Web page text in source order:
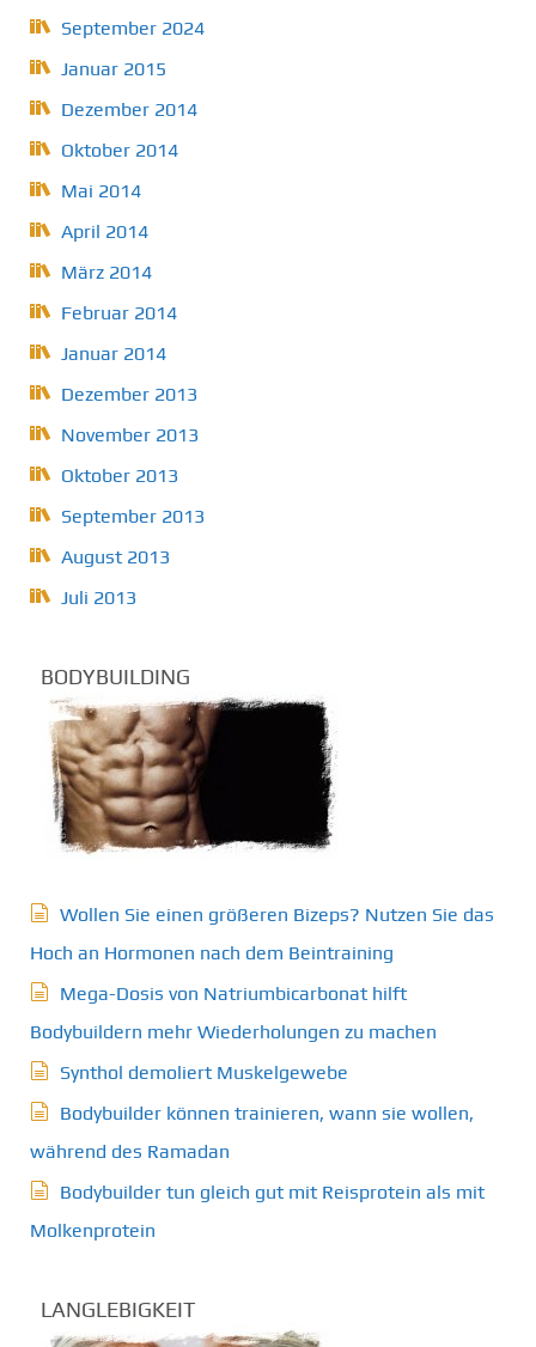
September 2024
Januar 2015
Dezember 2014
Oktober 2014
Mai 2014
April 2014
März 2014
Februar 2014
Januar 2014
Dezember 2013
November 2013
Oktober 2013
September 2013
August 2013
Juli 2013
BODYBUILDING
Wollen Sie einen größeren Bizeps? Nutzen Sie das
Hoch an Hormonen nach dem Beintraining
Mega-Dosis von Natriumbicarbonat hilft
Bodybuildern mehr Wiederholungen zu machen
Synthol demoliert Muskelgewebe
Bodybuilder können trainieren, wann sie wollen,
während des Ramadan
Bodybuilder tun gleich gut mit Reisprotein als mit
Molkenprotein
LANGLEBIGKEIT